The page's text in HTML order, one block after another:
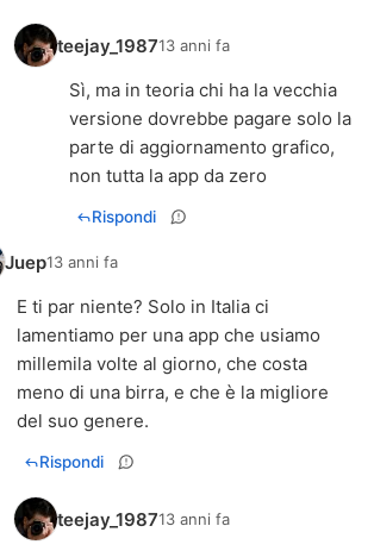
teejay_198713 anni fa
Sì, ma in teoria chi ha la vecchia
versione dovrebbe pagare solo la
parte di aggiornamento grafico,
non tutta la app da zero
Rispondi
Juep13 anni fa
E ti par niente? Solo in Italia ci
lamentiamo per una app che usiamo
millemila volte al giorno, che costa
meno di una birra, e che è la migliore
del suo genere.
Rispondi
teejay_198713 anni fa